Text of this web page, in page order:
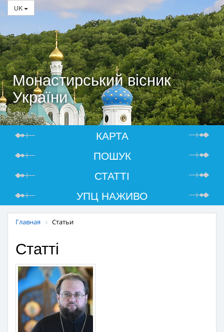
UK
Монастирський вісник
України
КАРТА
ПОШУК
СТАТТІ
УПЦ НАЖИВО
Главная Статьи
Статті